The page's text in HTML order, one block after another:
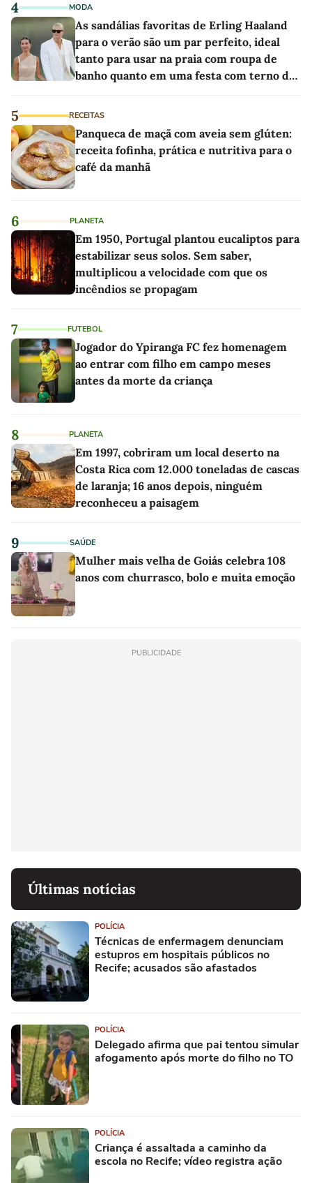
4 MODA
As sandálias favoritas de Erling Haaland
para o verão são um par perfeito, ideal
tanto para usar na praia com roupa de
banho quanto em uma festa com terno de
5 RECEITAS
Panqueca de maçã com aveia sem glúten:
receita fofinha, prática e nutritiva para o
café da manhã
6 PLANETA
Em 1950, Portugal plantou eucaliptos para
estabilizar seus solos. Sem saber,
multiplicou a velocidade com que os
incêndios se propagam
7 FUTEBOL
Jogador do Ypiranga FC fez homenagem
ao entrar com filho em campo meses
antes da morte da criança
8 PLANETA
Em 1997, cobriram um local deserto na
Costa Rica com 12.000 toneladas de cascas
de laranja; 16 anos depois, ninguém
reconheceu a paisagem
9 SAÚDE
Mulher mais velha de Goiás celebra 108
anos com churrasco, bolo e muita emoção
PUBLICIDADE
Últimas notícias
POLÍCIA
Técnicas de enfermagem denunciam
estupros em hospitais públicos no
Recife; acusados são afastados
POLÍCIA
Delegado afirma que pai tentou simular
afogamento após morte do filho no TO
POLÍCIA
Criança é assaltada a caminho da
escola no Recife; vídeo registra ação